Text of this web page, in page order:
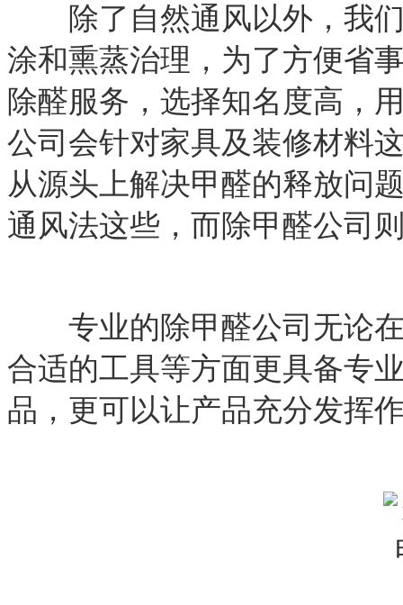
除了自然通风以外，我们
涂和熏蒸治理，为了方便省
除醛服务，选择知名度高，
公司会针对家具及装修材料
从源头上解决甲醛的释放问
通风法这些，而除甲醛公司
专业的除甲醛公司 无论
合适的工具等方面更具备专
品，更可以让产品充分发挥